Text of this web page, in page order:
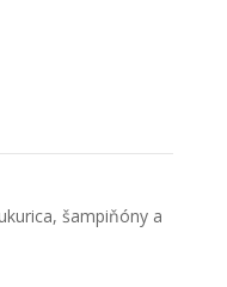
šampiňóny a